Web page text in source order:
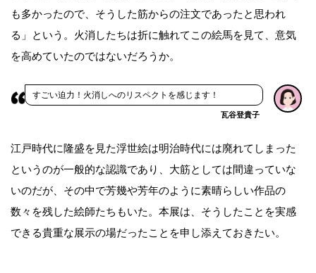
も多かったので、そうした筋からの注文であったと思われ
る」という。火消したちは折に触れてこの絵馬を見て、意気
を高めていたのではないだろうか。
すごい迫力！火消しへのリスペクトを感じます！
瓦谷登貴子
江戸時代に隆盛を見た浮世絵は明治時代には廃れてしまった
というのが一般的な認識であり、大筋としては間違っていな
いのだが、その中で芳幾や芳年のように素晴らしい作品の
数々を残した絵師たちもいた。本展は、そうしたことを実感
できる貴重な展示の場だったことを申し添えておきたい。